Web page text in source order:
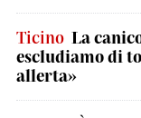
Ticino La
escludiamo di
allerta»